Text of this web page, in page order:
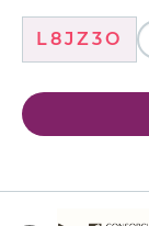
L8JZ3O